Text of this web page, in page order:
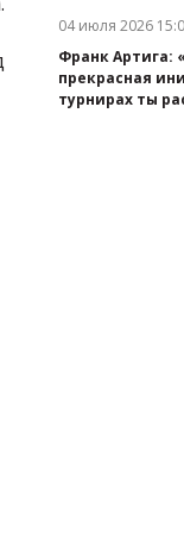
Дата
04 июля 2026
Франк Артига:
прекрасная
турнирах ты